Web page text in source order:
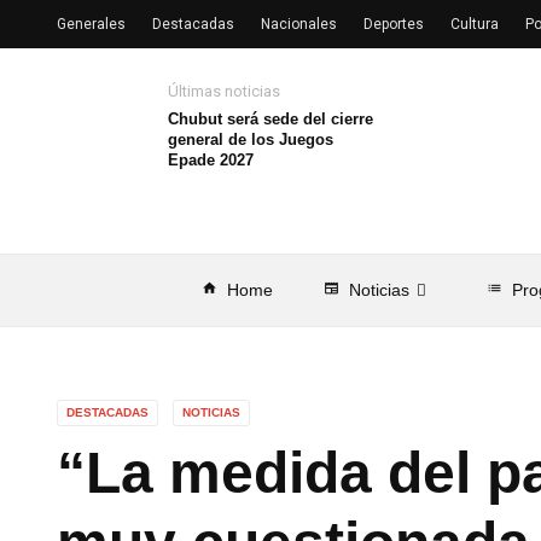
home Home newspaper Noticias list
Últimas noticias
Chubut será sede del cierre
general de los Juegos
Epade 2027
Generales Destacadas Nacionales Deportes Cultura
DESTACADAS NOTICIAS
“La medida del